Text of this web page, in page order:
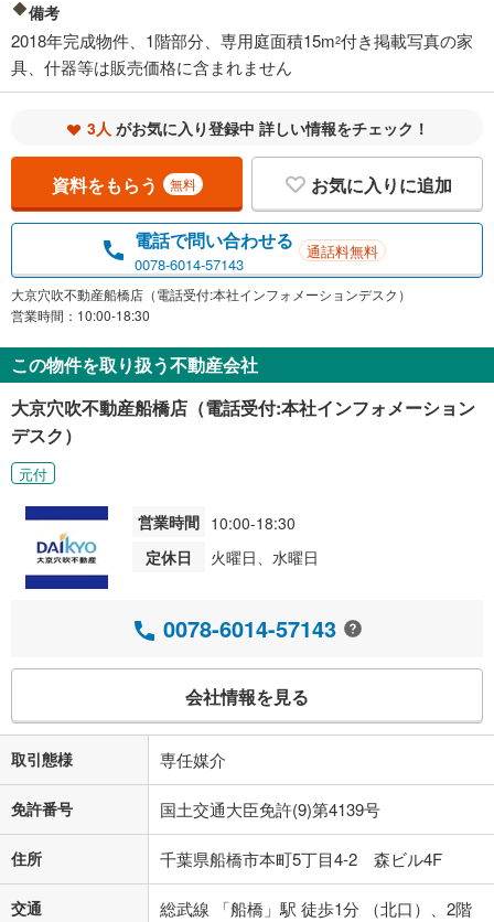
備考
2018年完成物件、1階部分、専用庭面積15m2付き掲載写真の家
具、什器等は販売価格に含まれません
3人 がお気に入り登録中 詳しい情報をチェック！
資料をもらう 無料 お気に入りに追加
電話で問い合わせる
0078-6014-57143
通話料無料
大京穴吹不動産船橋店（電話受付:本社インフォメーションデスク）
営業時間：10:00-18:30
この物件を取り扱う不動産会社
大京穴吹不動産船橋店（電話受付:本社インフォメーション
デスク）
元付
営業時間 10:00-18:30
定休日
火曜日、水曜日
0078-6014-57143
会社情報を見る
取引態様 専任媒介
免許番号 国土交通大臣免許(9)第4139号
住所 千葉県船橋市本町5丁目4-2 森ビル4F
交通
総武線 「船橋」駅 徒歩1分 （北口）、2階